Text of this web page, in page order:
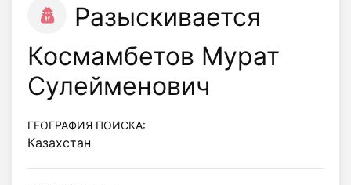
Разыскивается
Космамбетов Мурат
Сулейменович
ГЕОГРАФИЯ ПОИСКА:
Казахстан